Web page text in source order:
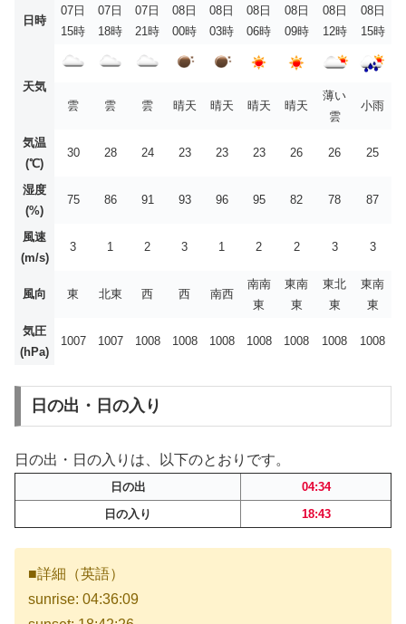
日時
07日
15時
07日
18時
07日
21時
08日
00時
08日
03時
08日
06時
08日
09時
08日
12時
08日
15時
天気
雲
雲 雲 晴天 晴天 晴天 晴天
薄い
雲
小雨
気温
(℃)
30 28 24 23 23 23 26 26 25
湿度
(%)
75 86 91 93 96 95 82 78 87
風速
(m/s)
3 1 2 3 1 2 2 3 3
風向 東 北東 西 西 南西
南南
東
東南
東
東北
東
東南
東
気圧
(hPa)
1007 1007 1008 1008 1008 1008 1008 1008 1008
日の出・日の入り
日の出・日の入りは、以下のとおりです。
日の出
04:34
日の入り
18:43
■詳細（英語）
sunrise: 04:36:09